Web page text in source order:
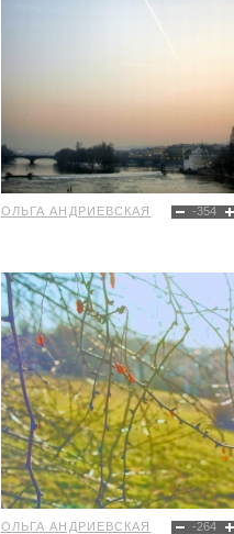
-354
ОЛЬГА АНДРИЕВСКАЯ
-264
ОЛЬГА АНДРИЕВСКАЯ